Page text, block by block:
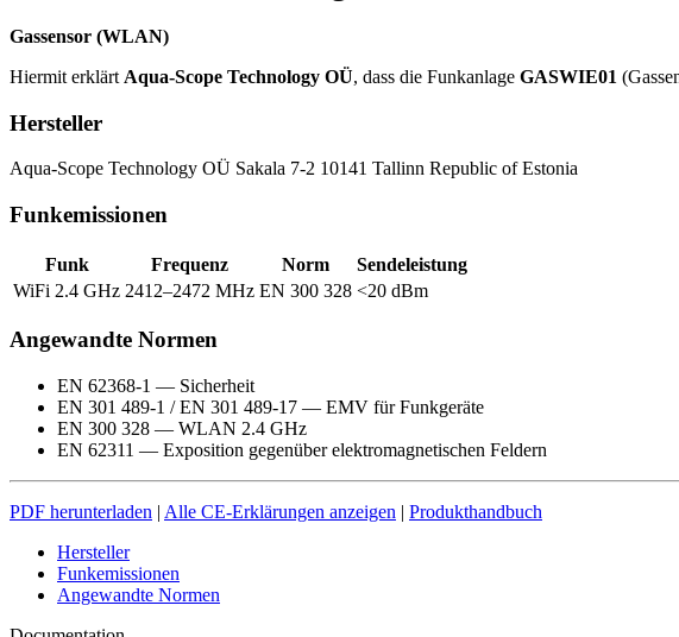
Gassensor (WLAN)
Hiermit erklärt Aqua-Scope Technology OÜ, dass die Funkanlage GASWIE01
Hersteller
Aqua-Scope Technology OÜ Sakala 7-2 10141 Tallinn Republic of Estonia
Funkemissionen
Funk Frequenz Norm
Sendeleistung
WiFi 2.4 GHz 2412–2472 MHz EN 300 328 <20 dBm
Angewandte Normen
EN 62368-1 — Sicherheit
EN 301 489-1 / EN 301 489-17 — EMV für Funkgeräte
EN 300 328 — WLAN 2.4 GHz
EN 62311 — Exposition gegenüber elektromagnetischen Feldern
PDF herunterladen | Alle CE-Erklärungen anzeigen | Produkthandbuch
Hersteller
Funkemissionen
Angewandte Normen